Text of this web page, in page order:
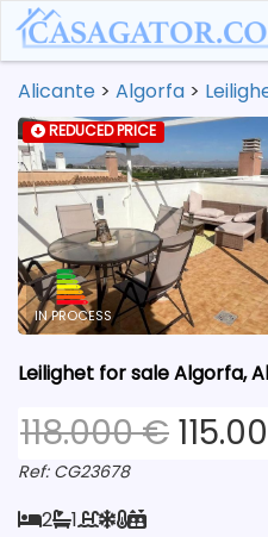
Alicante > Algorfa >
REDUCED PRICE
IN PROCESS
Leilighet for sale Algorfa,
118.000 €
Ref: CG23678
2 1